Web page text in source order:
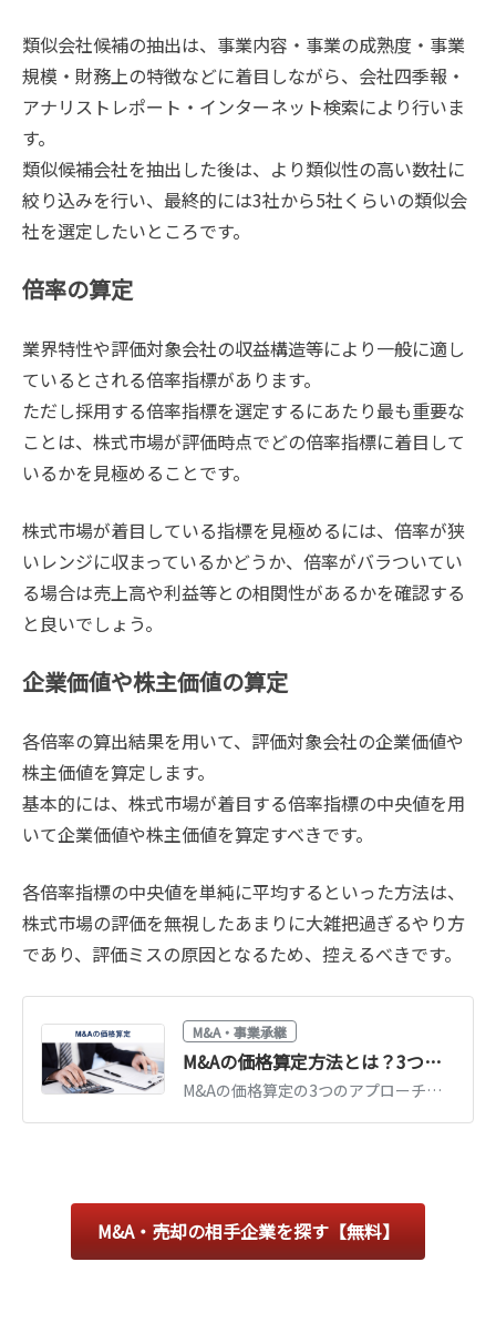
類似会社候補の抽出は、事業内容・事業の成熟度・事業
規模・財務上の特徴などに着目しながら、会社四季報・
アナリストレポート・インターネット検索により行いま
す。
類似候補会社を抽出した後は、より類似性の高い数社に
絞り込みを行い、最終的には3社から5社くらいの類似会
社を選定したいところです。
倍率の算定
業界特性や評価対象会社の収益構造等により一般に適し
ているとされる倍率指標があります。
ただし採用する倍率指標を選定するにあたり最も重要な
ことは、株式市場が評価時点でどの倍率指標に着目して
いるかを見極めることです。
株式市場が着目している指標を見極めるには、倍率が狭
いレンジに収まっているかどうか、倍率がバラついてい
る場合は売上高や利益等との相関性があるかを確認する
と良いでしょう。
企業価値や株主価値の算定
各倍率の算出結果を用いて、評価対象会社の企業価値や
株主価値を算定します。
基本的には、株式市場が着目する倍率指標の中央値を用
いて企業価値や株主価値を算定すべきです。
各倍率指標の中央値を単純に平均するといった方法は、
株式市場の評価を無視したあまりに大雑把過ぎるやり方
であり、評価ミスの原因となるため、控えるべきです。
M&A・事業承継
M&Aの価格算定方法とは？3つの評価アプローチと相場・計算例を公認会計士が図解解説
M&Aの価格算定の3つのアプローチ（コスト・マーケット・インカム）と計算例を公認会計士が図解で解説。中小企業の相場「時価純資産＋営業利益2〜5年分」もわかります。
M&A・売却の相手企業を探す【無料】